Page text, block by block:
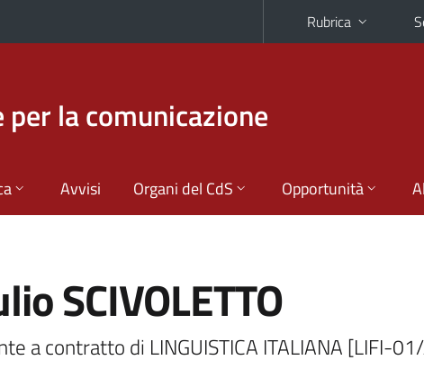
Rubrica
per la comunicazione
Avvisi Organi del CdS Opportunità
SCIVOLETTO
a contratto di LINGUISTICA ITALIANA [LIFI-